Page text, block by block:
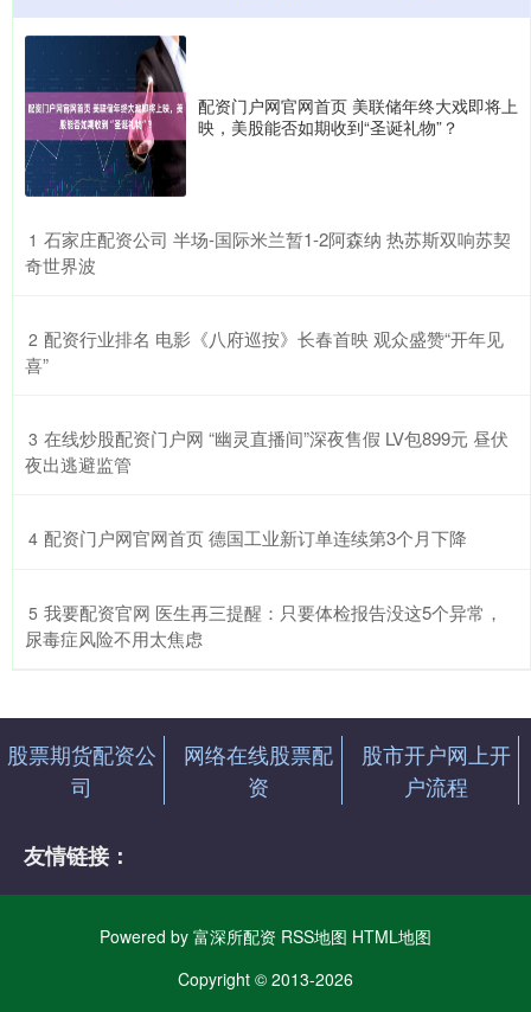
配资门户网官网首页 美联储年终大戏即将上
映，美股能否如期收到“圣诞礼物”？
1 ​石家庄配资公司 半场-国际米兰暂1-2阿森纳 热苏斯双响苏契
奇世界波
2 ​配资行业排名 电影《八府巡按》长春首映 观众盛赞“开年见
喜”
3 ​在线炒股配资门户网 “幽灵直播间”深夜售假 LV包899元 昼伏
夜出逃避监管
4 ​配资门户网官网首页 德国工业新订单连续第3个月下降
5 ​我要配资官网 医生再三提醒：只要体检报告没这5个异常，
尿毒症风险不用太焦虑
股票期货配资公
司
网络在线股票配
资
股市开户网上开
户流程
友情链接：
Powered by 富深所配资 RSS地图 HTML地图
Copyright © 2013-2026